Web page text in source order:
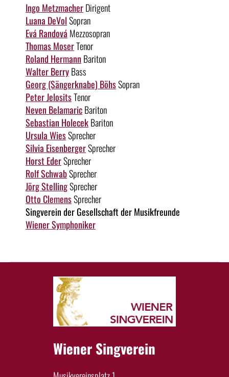
Ingo MetzmacherDirigent
Luana DeVolSopran
Evá Randová Mezzosopran
Thomas MoserTenor
Roland Hermann Bariton
Walter BerryBass
Georg (Sängerknabe) BöhsSopran
Peter JelositsTenor
Neven BelamaricBariton
Sebastian HolecekBariton
Ursula WiesSprecher
Silvia EisenbergerSprecher
Horst EderSprecher
Rolf SchwabSprecher
Jörg StellingSprecher
Otto ClemensSprecher
Singverein der Gesellschaft der Musikfreunde
Wiener Symphoniker
Wiener Singverein